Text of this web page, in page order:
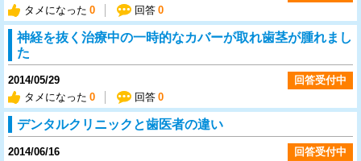
タメになった 0 回答 0
神経を抜く治療中の一時的なカバーが取れ歯茎が腫れまし
た
2014/05/29
タメになった 0 回答 0
回答受付中
デンタルクリニックと歯医者の違い
2014/06/16
回答受付中